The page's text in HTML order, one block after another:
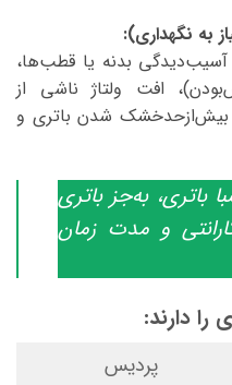
بدنه یا قطب‌ها،
افت ولتاژ ناشی از
بیش‌ازحدخشک شدن باتری و
باتری، به‌جز باتری
و مدت زمان
را دارند:
پردیس